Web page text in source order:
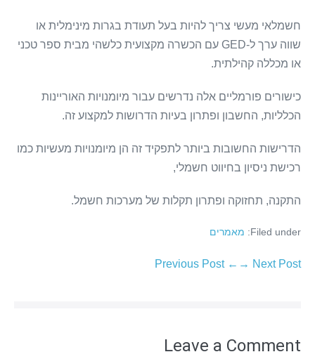
חשמלאי מעשי צריך להיות בעל תעודת בגרות מינימלית או
שווה ערך ל-GED עם הכשרה מקצועית כלשהי מבית ספר טכני
או מכללה קהילתית.
כישורים פורמליים אלה נדרשים עבור מיומנויות האוריינות
הכלליות, החשבון ופתרון בעיות הדרושות למקצוע זה.
הדרישות החשובות ביותר לתפקיד זה הן מיומנויות מעשיות כמו
רכישת ניסיון בחיווט חשמלי,
התקנה, תחזוקה ופתרון תקלות של מערכות חשמל.
Filed under: מאמרים
Post
← Previous Post Next Post →
Leave a Comment